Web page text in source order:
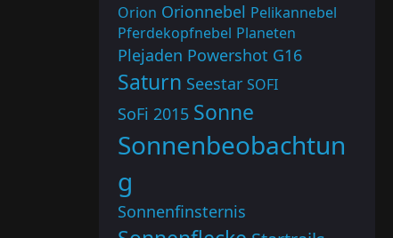
Orion Orionnebel Pelikannebel
Pferdekopfnebel Planeten
Plejaden Powershot G16
Saturn Seestar SOFI
SoFi 2015 Sonne
Sonnenbeobachtun
g
Sonnenfinsternis